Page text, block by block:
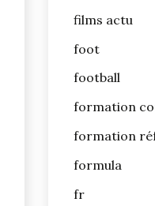
films actu
foot
football
formation
formation
formula
fr